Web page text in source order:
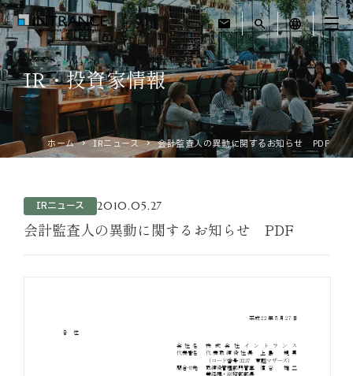
mail search language
トップ
企業情報
運営ホテル
IR・投資家情報
ホーム IRニュース 会計監査人の異動に関するお知らせ PDF
IRニュース 2010.05.27
会計監査人の異動に関するお知らせ PDF